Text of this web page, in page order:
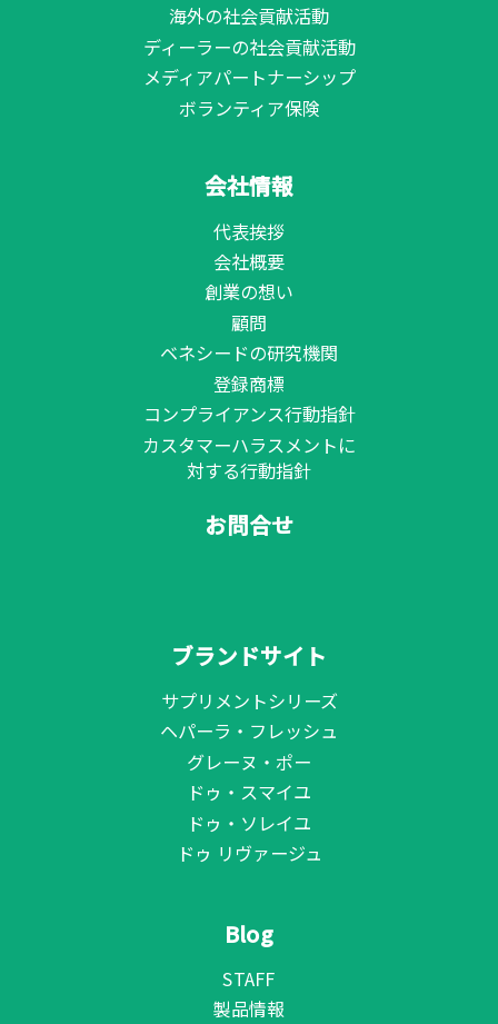
海外の社会貢献活動
ディーラーの社会貢献活動
メディアパートナーシップ
ボランティア保険
会社情報
代表挨拶
会社概要
創業の想い
顧問
ベネシードの研究機関
登録商標
コンプライアンス行動指針
カスタマーハラスメントに
対する行動指針
お問合せ
ブランドサイト
サプリメントシリーズ
ヘパーラ・フレッシュ
グレーヌ・ポー
ドゥ・スマイユ
ドゥ・ソレイユ
ドゥ リヴァージュ
Blog
STAFF
製品情報